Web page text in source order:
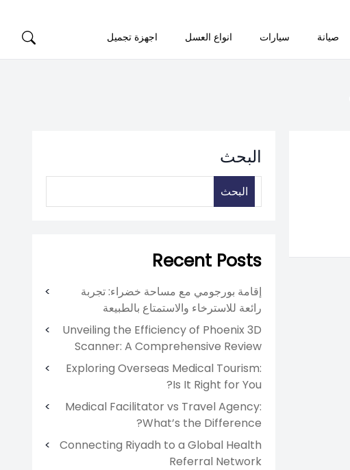
صيانة سيارات انواع العسل اجهزة تجميل
البحث
البحث
Recent Posts
إقامة بورجومي مع مساحة خضراء: تجربة
رائعة للاسترخاء والاستمتاع بالطبيعة
Unveiling the Efficiency of Phoenix 3D
Scanner: A Comprehensive Review
Exploring Overseas Medical Tourism:
Is It Right for You?
Medical Facilitator vs Travel Agency:
What’s the Difference?
Connecting Riyadh to a Global Health
Referral Network